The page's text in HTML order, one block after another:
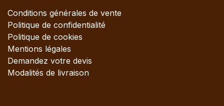
Conditions générales de vente
Politique de confidentialité
Politique de cookies
Mentions légales
Demandez votre devis
Modalités de livraison